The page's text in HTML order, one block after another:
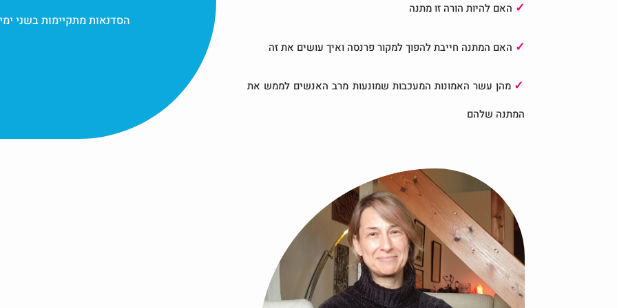
✓ האם להיות הורה זו מתנה
✓ האם המתנה חייבת להפוך למקור פרנסה ואיך עושים את זה
✓ מהן עשר האמונות המעכבות שמונעות מרב האנשים לממש את
המתנה שלהם
הסדנאות מתקיימות בשני